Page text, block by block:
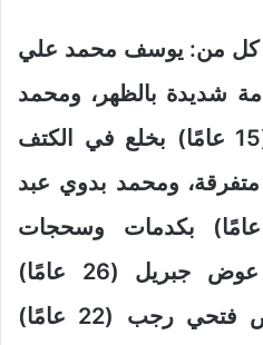
كل من: يوسف محمد علي
بكدمة شديدة بالظهر، ومحمد
صبري عبدربه محمود (15 عامًا) بخلع في الكتف
ومحمد بدوي عبد
سنوسي (14 عامًا) بكدمات وسحجات
متفرقة، وعلي مفتاح عوض جبريل (26 عامًا)
بكدمات متفرقة، وعوض فتحي رجب (22 عامًا)